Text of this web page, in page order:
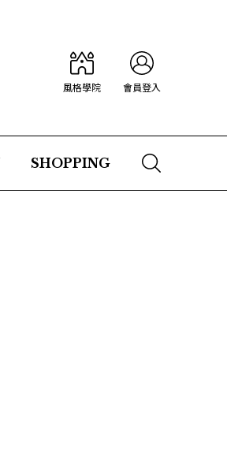
風格學院 會員登入
SHOPPING